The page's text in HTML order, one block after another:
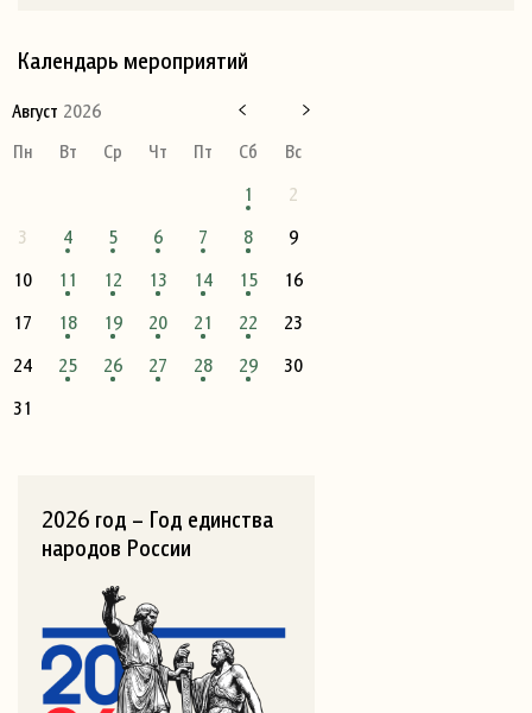
Календарь мероприятий
Август 2026
Пн
Вт Ср Чт Пт Сб
Вс
1
2
3
4 5 6 7 8
9
10
11 12 13 14 15
16
17
18 19 20 21 22
23
24
25 26 27 28 29
30
31
2026 год – Год единства
народов России